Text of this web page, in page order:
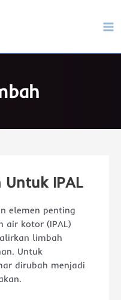
Untuk IPAL
elemen penting
air kotor (IPAL)
limbah
Untuk
dirubah menjadi